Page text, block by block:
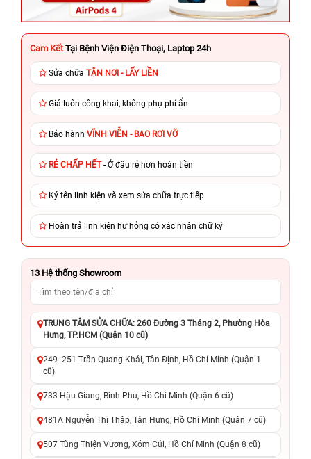
Cam Kết Tại Bệnh Viện Điện Thoại, Laptop 24h
Sửa chữa TẬN NƠI - LẤY LIỀN
Giá luôn công khai, không phụ phí ẩn
Bảo hành VĨNH VIỄN - BAO RƠI VỠ
RẺ CHẤP HẾT- Ở đâu rẻ hơn hoàn tiền
Ký tên linh kiện và xem sửa chữa trực tiếp
Hoàn trả linh kiện hư hỏng có xác nhận chữ ký
13 Hệ thống Showroom
TRUNG TÂM SỬA CHỮA: 260 Đường 3 Tháng 2, Phường Hòa
Hưng, TP.HCM (Quận 10 cũ)
249 -251 Trần Quang Khải, Tân Định, Hồ Chí Minh (Quận 1
cũ)
733 Hậu Giang, Bình Phú, Hồ Chí Minh (Quận 6 cũ)
481A Nguyễn Thị Thập, Tân Hưng, Hồ Chí Minh (Quận 7 cũ)
507 Tùng Thiện Vương, Xóm Củi, Hồ Chí Minh (Quận 8 cũ)